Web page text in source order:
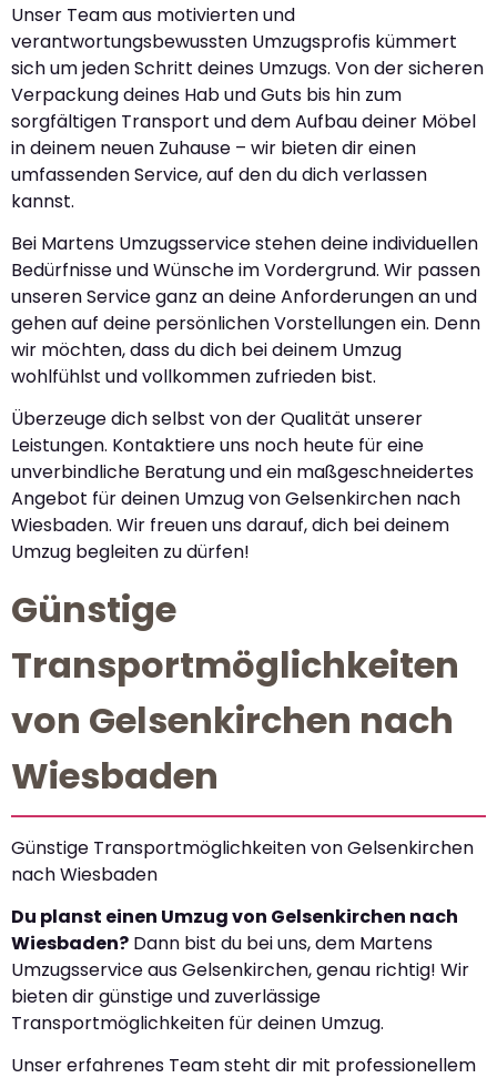
Unser Team aus motivierten und
verantwortungsbewussten Umzugsprofis kümmert
sich um jeden Schritt deines Umzugs. Von der sicheren
Verpackung deines Hab und Guts bis hin zum
sorgfältigen Transport und dem Aufbau deiner Möbel
in deinem neuen Zuhause – wir bieten dir einen
umfassenden Service, auf den du dich verlassen
kannst.
Bei Martens Umzugsservice stehen deine individuellen
Bedürfnisse und Wünsche im Vordergrund. Wir passen
unseren Service ganz an deine Anforderungen an und
gehen auf deine persönlichen Vorstellungen ein. Denn
wir möchten, dass du dich bei deinem Umzug
wohlfühlst und vollkommen zufrieden bist.
Überzeuge dich selbst von der Qualität unserer
Leistungen. Kontaktiere uns noch heute für eine
unverbindliche Beratung und ein maßgeschneidertes
Angebot für deinen Umzug von Gelsenkirchen nach
Wiesbaden. Wir freuen uns darauf, dich bei deinem
Umzug begleiten zu dürfen!
Günstige
Transportmöglichkeiten
von Gelsenkirchen nach
Wiesbaden
Günstige Transportmöglichkeiten von Gelsenkirchen
nach Wiesbaden
Du planst einen Umzug von Gelsenkirchen nach
Wiesbaden? Dann bist du bei uns, dem Martens
Umzugsservice aus Gelsenkirchen, genau richtig! Wir
bieten dir günstige und zuverlässige
Transportmöglichkeiten für deinen Umzug.
Unser erfahrenes Team steht dir mit professionellem